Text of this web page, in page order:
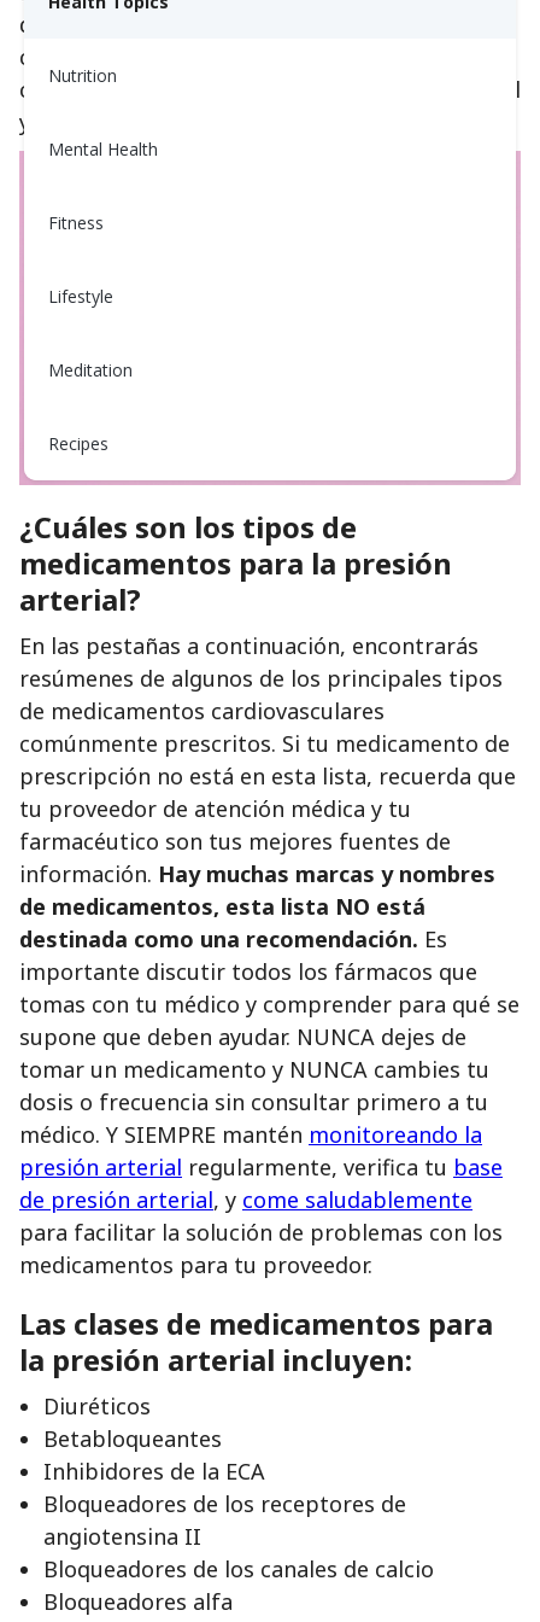
Nutrition
Mental Health
Fitness
Lifestyle
Meditation
Recipes
diferentes fármacos. En las tablas a
continuación, encontrarás un resumen de las
clases de medicamentos para la presión arterial
y lo que hacen.
¿Cuáles son los tipos de
medicamentos para la presión
arterial?
En las pestañas a continuación, encontrarás
resúmenes de algunos de los principales tipos
de medicamentos cardiovasculares
comúnmente prescritos. Si tu medicamento de
prescripción no está en esta lista, recuerda que
tu proveedor de atención médica y tu
farmacéutico son tus mejores fuentes de
información. Hay muchas marcas y nombres
de medicamentos, esta lista NO está
destinada como una recomendación. Es
importante discutir todos los fármacos que
tomas con tu médico y comprender para qué se
supone que deben ayudar. NUNCA dejes de
tomar un medicamento y NUNCA cambies tu
dosis o frecuencia sin consultar primero a tu
médico. Y SIEMPRE mantén monitoreando la
presión arterial regularmente, verifica tu base
de presión arterial, y come saludablemente
para facilitar la solución de problemas con los
medicamentos para tu proveedor.
Las clases de medicamentos para
la presión arterial incluyen:
Diuréticos
Betabloqueantes
Inhibidores de la ECA
Bloqueadores de los receptores de
angiotensina II
Bloqueadores de los canales de calcio
Bloqueadores alfa